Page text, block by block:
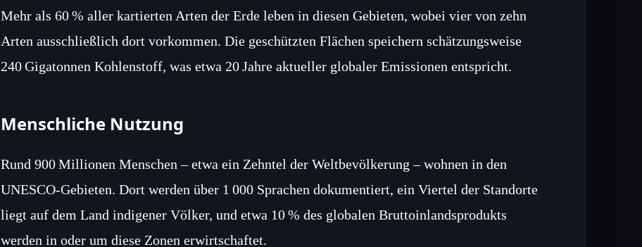
Mehr als 60 % aller kartierten Arten der Erde leben in diesen Gebieten, wobei vier von zehn
Arten ausschließlich dort vorkommen. Die geschützten Flächen speichern schätzungsweise
240 Gigatonnen Kohlenstoff, was etwa 20 Jahre aktueller globaler Emissionen entspricht.
Menschliche Nutzung
Rund 900 Millionen Menschen – etwa ein Zehntel der Weltbevölkerung – wohnen in den
UNESCO‑Gebieten. Dort werden über 1 000 Sprachen dokumentiert, ein Viertel der Standorte
liegt auf dem Land indigener Völker, und etwa 10 % des globalen Bruttoinlandsprodukts
werden in oder um diese Zonen erwirtschaftet.